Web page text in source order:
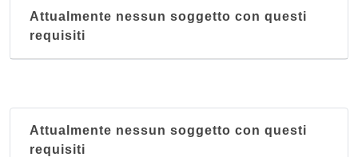
Attualmente nessun soggetto con questi
requisiti
Attualmente nessun soggetto con questi
requisiti